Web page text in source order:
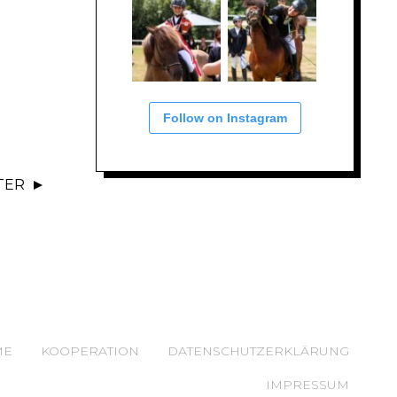
Follow on Instagram
KOOPERATION DATENSCHUTZERKLÄRUNG
IMPRESSUM